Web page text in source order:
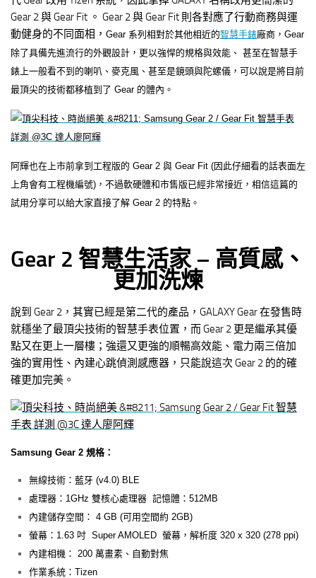
Gear 2 與 Gear Fit 。 Gear 2 與 Gear Fit 則各對應了行動商務與運
動健身的不同面相， Gear 系列相對於其他相近的智慧手錶廠商，Gear
除了具備先進流行的外觀設計，更以強悍的規格與效能、 甚至在智慧手
錶上一般看不到的喇叭、麥克風、甚至是鏡頭與陀螺儀，可以說是將目前
最頂尖的技術都移植到了 Gear 的體內。
阿輝也在上市前拿到工程版的 Gear 2 與 Gear Fit (因此仔細看的話表面左
上角會有工程機編號)，不過軟硬體和市售版已經非常接近，相信這篇的
試用分享可以給大家直接了解 Gear 2 的特點。
Gear 2 智慧生活家 – 高質感、
更加洗煉
說到 Gear 2，其實已經是第二代的產品，GALAXY Gear 在發售時
就穩坐了最頂尖技術的智慧手表位置，而 Gear 2 更是繼承其優
點又在更上一層樓；強還又更強的順暢高效能、電力兩三倍加
強的實用性、內建心跳偵測感應器，只能說這次 Gear 2 的的確
確更加完美。
Samsung Gear 2 規格：
無線技術：藍牙 (v4.0) BLE
處理器：1GHz 雙核心處理器 記憶體：512MB
內建儲存空間： 4 GB (可用空間約 2GB)
螢幕：1.63 吋 Super AMOLED 螢幕，解析度 320 x 320 (278 ppi)
內建相機： 200 萬畫素、自動對焦
作業系統：Tizen